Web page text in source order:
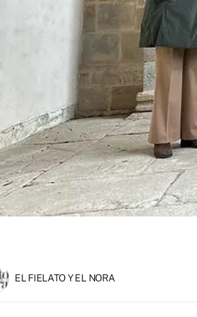
EL FIELATO Y EL NORA